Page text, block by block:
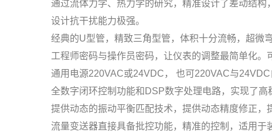
通过流体力学、热力学的研究，精准设计了差动结
设计抗干扰能力极强。
经典的U型管，精致三角型管，体积十分流畅，超微
工程师密码与操作员密码，让仪表的调整最简单化
通用电源220VAC或24VDC， 也可220VAC与
全数字闭环控制功能和DSP数字处理电路，实现了
提供动态的振动平衡匹配技术，提供动态精度修正
流量变送器直接具备批控功能，精准的控制，适用于